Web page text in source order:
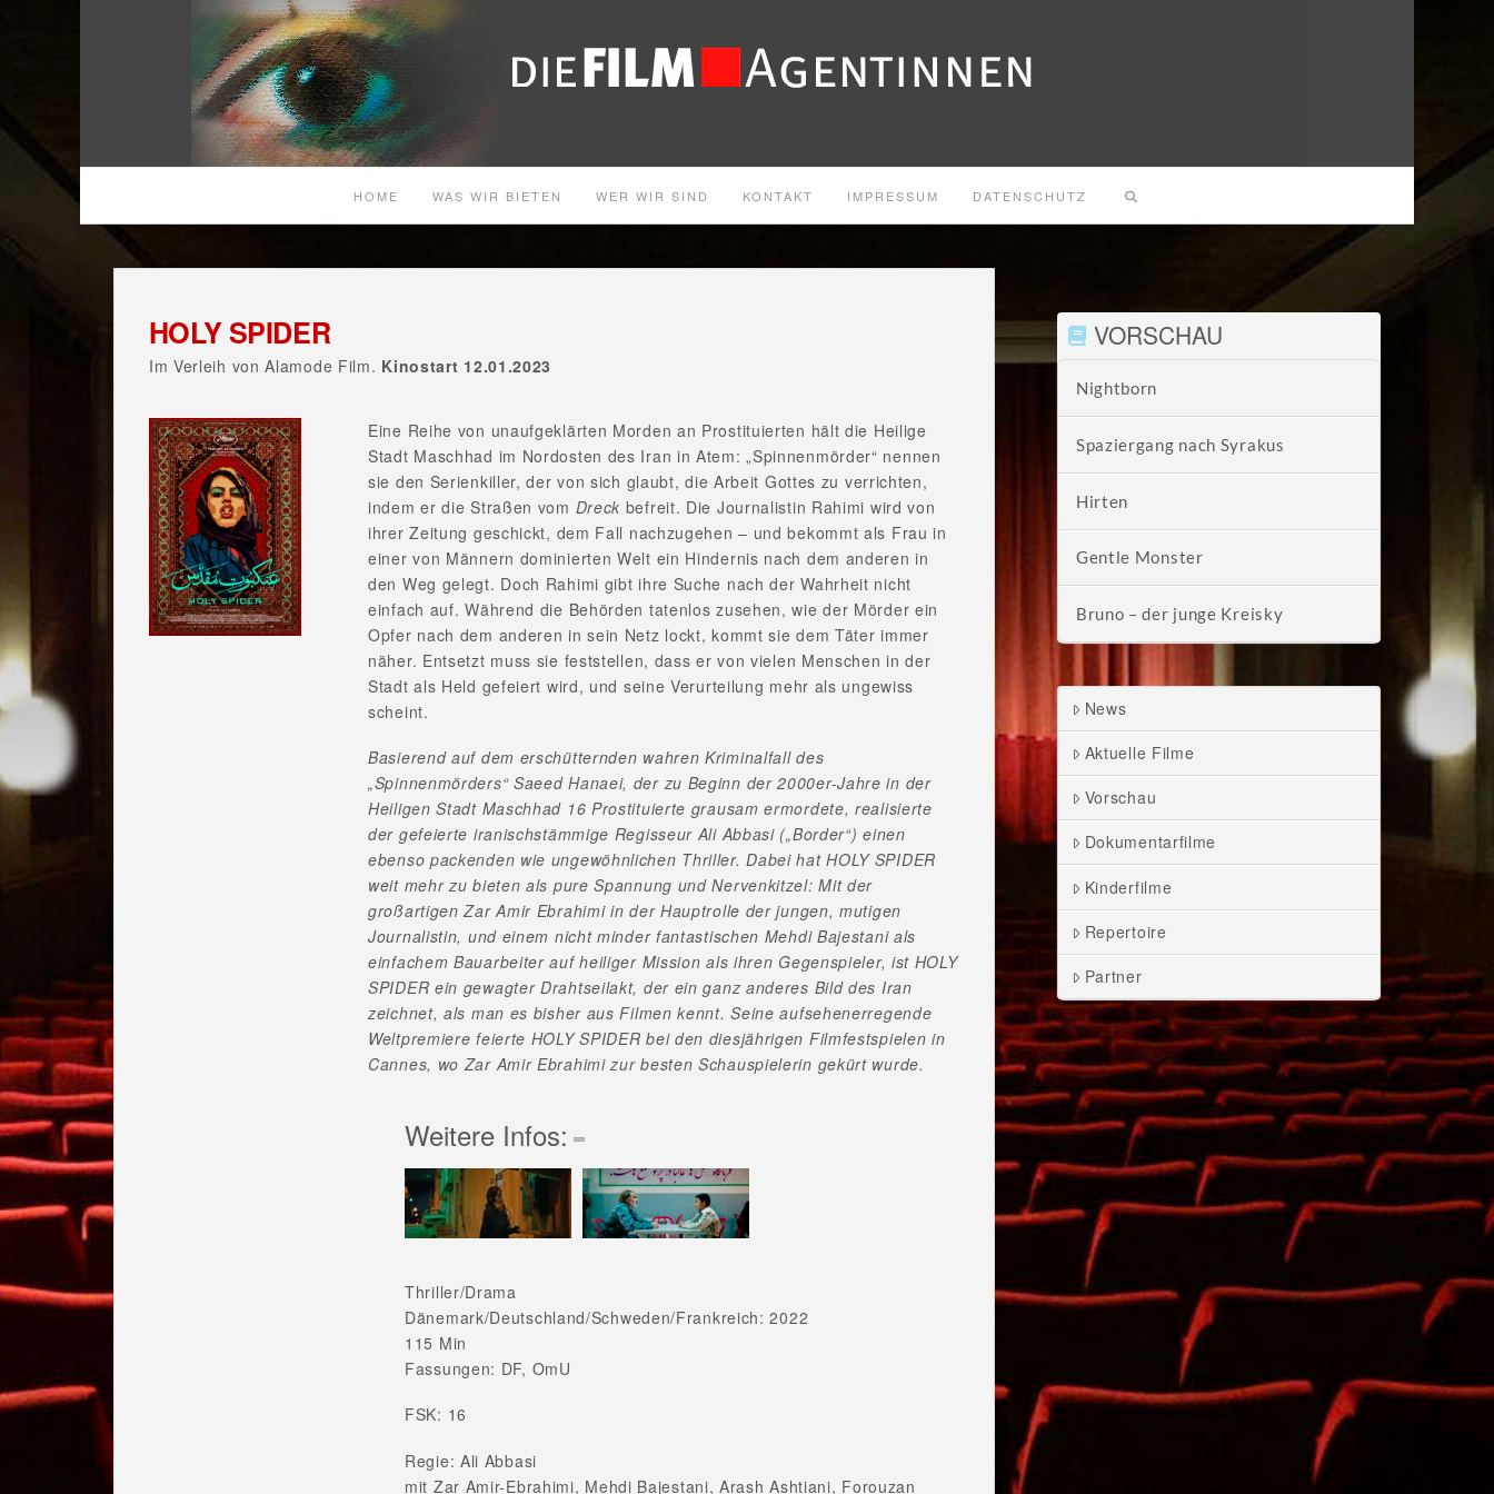
HOME WAS WIR BIETEN WER WIR SIND KONTAKT IMPRESSUM DATENSCHUTZ
HOLY SPIDER
Im Verleih von Alamode Film. Kinostart 12.01.2023
Eine Reihe von unaufgeklärten Morden an Prostituierten hält die Heilige
Stadt Maschhad im Nordosten des Iran in Atem: „Spinnenmörder“ nennen
sie den Serienkiller, der von sich glaubt, die Arbeit Gottes zu verrichten,
indem er die Straßen vom Dreck befreit. Die Journalistin Rahimi wird von
ihrer Zeitung geschickt, dem Fall nachzugehen – und bekommt als Frau in
einer von Männern dominierten Welt ein Hindernis nach dem anderen in
den Weg gelegt. Doch Rahimi gibt ihre Suche nach der Wahrheit nicht
einfach auf. Während die Behörden tatenlos zusehen, wie der Mörder ein
Opfer nach dem anderen in sein Netz lockt, kommt sie dem Täter immer
näher. Entsetzt muss sie feststellen, dass er von vielen Menschen in der
Stadt als Held gefeiert wird, und seine Verurteilung mehr als ungewiss
scheint.
Basierend auf dem erschütternden wahren Kriminalfall des
„Spinnenmörders“ Saeed Hanaei, der zu Beginn der 2000er-Jahre in der
Heiligen Stadt Maschhad 16 Prostituierte grausam ermordete, realisierte
der gefeierte iranischstämmige Regisseur Ali Abbasi („Border“) einen
ebenso packenden wie ungewöhnlichen Thriller. Dabei hat HOLY SPIDER
weit mehr zu bieten als pure Spannung und Nervenkitzel: Mit der
großartigen Zar Amir Ebrahimi in der Hauptrolle der jungen, mutigen
Journalistin, und einem nicht minder fantastischen Mehdi Bajestani als
einfachem Bauarbeiter auf heiliger Mission als ihren Gegenspieler, ist HOLY
SPIDER ein gewagter Drahtseilakt, der ein ganz anderes Bild des Iran
zeichnet, als man es bisher aus Filmen kennt. Seine aufsehenerregende
Weltpremiere feierte HOLY SPIDER bei den diesjährigen Filmfestspielen in
Cannes, wo Zar Amir Ebrahimi zur besten Schauspielerin gekürt wurde.
Weitere Infos:
Thriller/Drama
Dänemark/Deutschland/Schweden/Frankreich: 2022
115 Min
Fassungen: DF, OmU
FSK: 16
Regie: Ali Abbasi
mit Zar Amir-Ebrahimi, Mehdi Bajestani, Arash Ashtiani, Forouzan
VORSCHAU
Nightborn
Spaziergang nach Syrakus
Hirten
Gentle Monster
Bruno – der junge Kreisky
News
Aktuelle Filme
Vorschau
Dokumentarfilme
Kinderfilme
Repertoire
Partner